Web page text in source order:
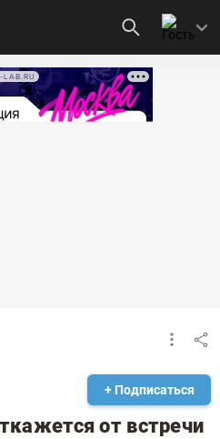
+ Подписаться
от встречи